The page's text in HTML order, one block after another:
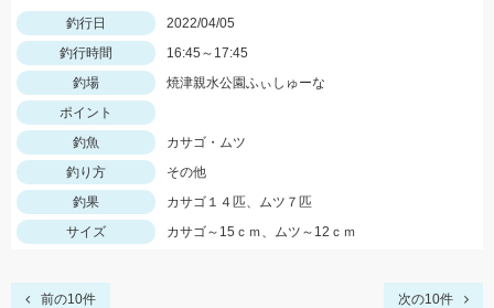
釣行日
2022/04/05
釣行時間
16:45～17:45
釣場
焼津親水公園ふぃしゅーな
ポイント
釣魚
カサゴ・ムツ
釣り方
その他
釣果
カサゴ１４匹、ムツ７匹
サイズ
カサゴ～15ｃｍ、ムツ～12ｃｍ
前の10件 次の10件